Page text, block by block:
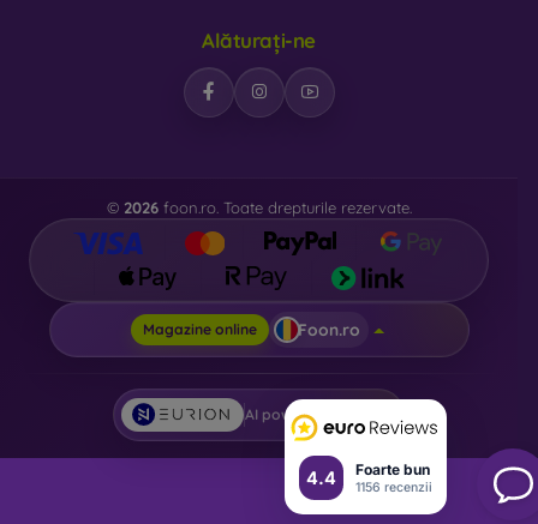
4.4 Foarte bun
1156 recenzii
Alăturați-ne
© 2026foon.ro. Toate drepturile rezervate.
Magazine online Foon.ro
AI powered by